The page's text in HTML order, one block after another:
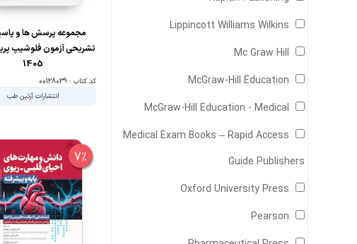
Lippincott Williams Wilkins
Mc Graw Hill
McGraw-Hill Education
McGraw-Hill Education - Medical
Medical Exam Books – Rapid Access
Guide Publishers
Oxford University Press
Pearson
مجموعه پرسش ها و
تشریحی آزمون فلوشیپ
1405
کد کتاب : 00128039
انتشارات آرتین طب
7%